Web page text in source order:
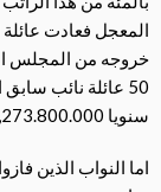
المعجل فعادت عائلة
50 عائلة نائب
سنويا 1,273.800.000 ليرة.